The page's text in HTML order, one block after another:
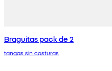
Braguitas pack de 2
tangas sin costuras